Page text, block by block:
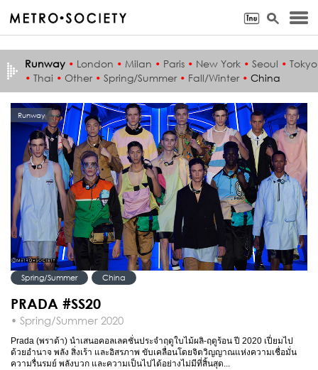
Runway • London • Milan • Paris • New York • Seoul • Tokyo
• Thai • Other • Spring/Summer • Fall/Winter • China
Runway
Spring/Summer China
PRADA #SS20
• Spring/Summer 2020
Prada (พราด้า) นำเสนอคอลเลคชั่นประจำฤดูใบไม้ผลิ-ฤดูร้อน ปี 2020 เปี่ยมไป
ด้วยอำนาจ พลัง สิ่งเร้า และอิสรภาพ ขับเคลื่อนโดยจิตวิญญาณแห่งความเชื่อมั่น
ความรื่นรมย์ พลังบวก และความเป็นไปได้อย่างไม่มีที่สิ้นสุด...